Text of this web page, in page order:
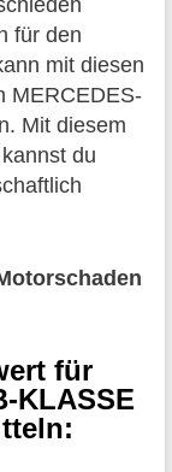
für den
mit diesen
MERCEDES-
Mit diesem
du
für
KLASSE